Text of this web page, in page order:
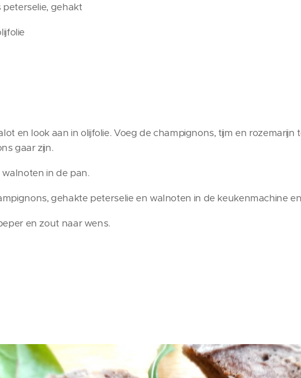
peterselie, gehakt
en look aan in olijfolie. Voeg de champignons, tijm en rozemarijn
gaar zijn.
walnoten in de pan.
gehakte peterselie en walnoten in de keukenmachine
en zout naar wens.